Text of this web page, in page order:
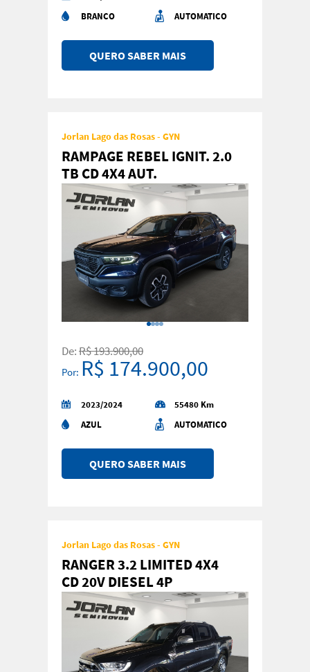
BRANCO
AUTOMATICO
QUERO SABER MAIS
Jorlan Lago das Rosas - GYN
RAMPAGE REBEL IGNIT. 2.0
TB CD 4X4 AUT.
De:R$ 193.900,00
Por: R$ 174.900,00
2023/2024
55480 Km
AZUL
AUTOMATICO
QUERO SABER MAIS
Jorlan Lago das Rosas - GYN
RANGER 3.2 LIMITED 4X4
CD 20V DIESEL 4P
AUTOMATICO